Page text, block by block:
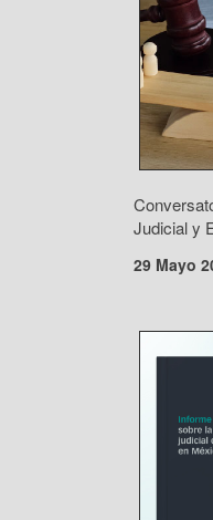
Judicial y
29 Mayo